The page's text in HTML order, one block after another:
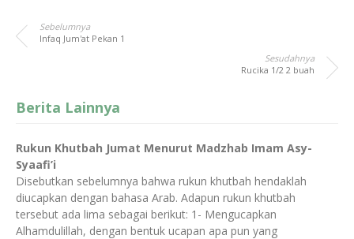
Sebelumnya
Infaq Jum'at Pekan 1
Sesudahnya
Rucika 1/2 2 buah
Berita Lainnya
Rukun Khutbah Jumat Menurut Madzhab Imam Asy-
Syaafi’i
Disebutkan sebelumnya bahwa rukun khutbah hendaklah
diucapkan dengan bahasa Arab. Adapun rukun khutbah
tersebut ada lima sebagai berikut: 1- Mengucapkan
Alhamdulillah, dengan bentuk ucapan apa pun yang